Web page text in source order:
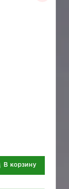
В корзину